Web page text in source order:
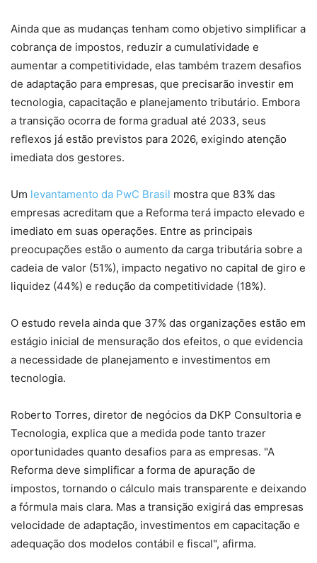
Ainda que as mudanças tenham como objetivo simplificar a
cobrança de impostos, reduzir a cumulatividade e
aumentar a competitividade, elas também trazem desafios
de adaptação para empresas, que precisarão investir em
tecnologia, capacitação e planejamento tributário. Embora
a transição ocorra de forma gradual até 2033, seus
reflexos já estão previstos para 2026, exigindo atenção
imediata dos gestores.
Um levantamento da PwC Brasil mostra que 83% das
empresas acreditam que a Reforma terá impacto elevado e
imediato em suas operações. Entre as principais
preocupações estão o aumento da carga tributária sobre a
cadeia de valor (51%), impacto negativo no capital de giro e
liquidez (44%) e redução da competitividade (18%).
O estudo revela ainda que 37% das organizações estão em
estágio inicial de mensuração dos efeitos, o que evidencia
a necessidade de planejamento e investimentos em
tecnologia.
Roberto Torres, diretor de negócios da DKP Consultoria e
Tecnologia, explica que a medida pode tanto trazer
oportunidades quanto desafios para as empresas. "A
Reforma deve simplificar a forma de apuração de
impostos, tornando o cálculo mais transparente e deixando
a fórmula mais clara. Mas a transição exigirá das empresas
velocidade de adaptação, investimentos em capacitação e
adequação dos modelos contábil e fiscal", afirma.